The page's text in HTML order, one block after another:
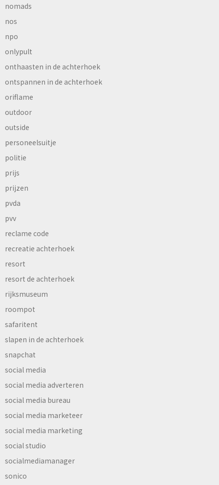
nomads
nos
npo
onlypult
onthaasten in de achterhoek
ontspannen in de achterhoek
oriflame
outdoor
outside
personeelsuitje
politie
prijs
prijzen
pvda
pvv
reclame code
recreatie achterhoek
resort
resort de achterhoek
rijksmuseum
roompot
safaritent
slapen in de achterhoek
snapchat
social media
social media adverteren
social media bureau
social media marketeer
social media marketing
social studio
socialmediamanager
sonico